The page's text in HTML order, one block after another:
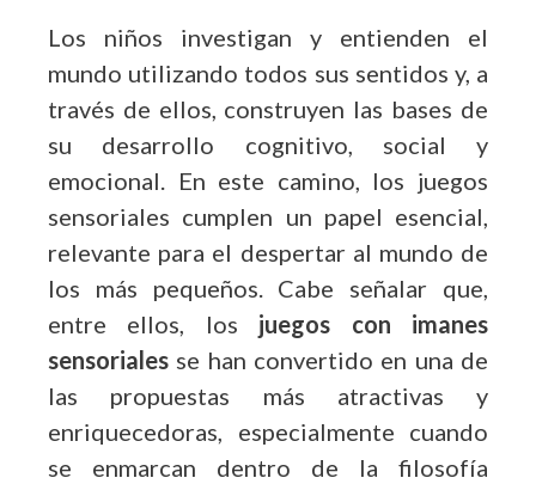
Los niños investigan y entienden el
mundo utilizando todos sus sentidos y, a
través de ellos, construyen las bases de
su desarrollo cognitivo, social y
emocional. En este camino, los juegos
sensoriales cumplen un papel esencial,
relevante para el despertar al mundo de
los más pequeños. Cabe señalar que,
entre ellos, los juegos con imanes
sensoriales se han convertido en una de
las propuestas más atractivas y
enriquecedoras, especialmente cuando
se enmarcan dentro de la filosofía